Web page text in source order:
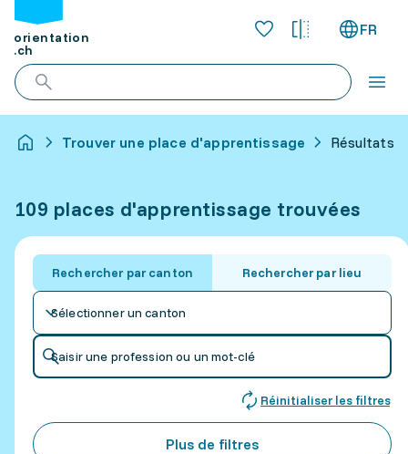
orientation
.ch
FR
Trouver une place d'apprentissage Résultats
109 places d'apprentissage trouvées
Rechercher par canton Rechercher par lieu
Sélectionner un canton
Saisir une profession ou un mot-clé
Réinitialiser les filtres
Plus de filtres